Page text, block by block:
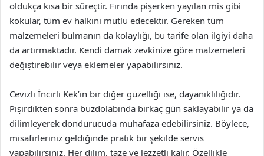
oldukça kısa bir süreçtir. Fırında pişerken yayılan mis gibi
kokular, tüm ev halkını mutlu edecektir. Gereken tüm
malzemeleri bulmanın da kolaylığı, bu tarife olan ilgiyi daha
da artırmaktadır. Kendi damak zevkinize göre malzemeleri
değiştirebilir veya eklemeler yapabilirsiniz.
Cevizli İncirli Kek’in bir diğer güzelliği ise, dayanıklılığıdır.
Pişirdikten sonra buzdolabında birkaç gün saklayabilir ya da
dilimleyerek dondurucuda muhafaza edebilirsiniz. Böylece,
misafirleriniz geldiğinde pratik bir şekilde servis
yapabilirsiniz. Her dilim, taze ve lezzetli kalır. Özellikle